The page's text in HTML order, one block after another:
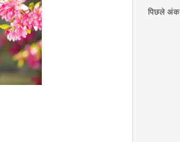
पिछले अंक